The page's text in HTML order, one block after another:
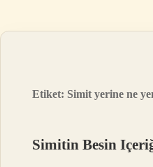
Etiket: Simit yerine ne
Simitin Besin